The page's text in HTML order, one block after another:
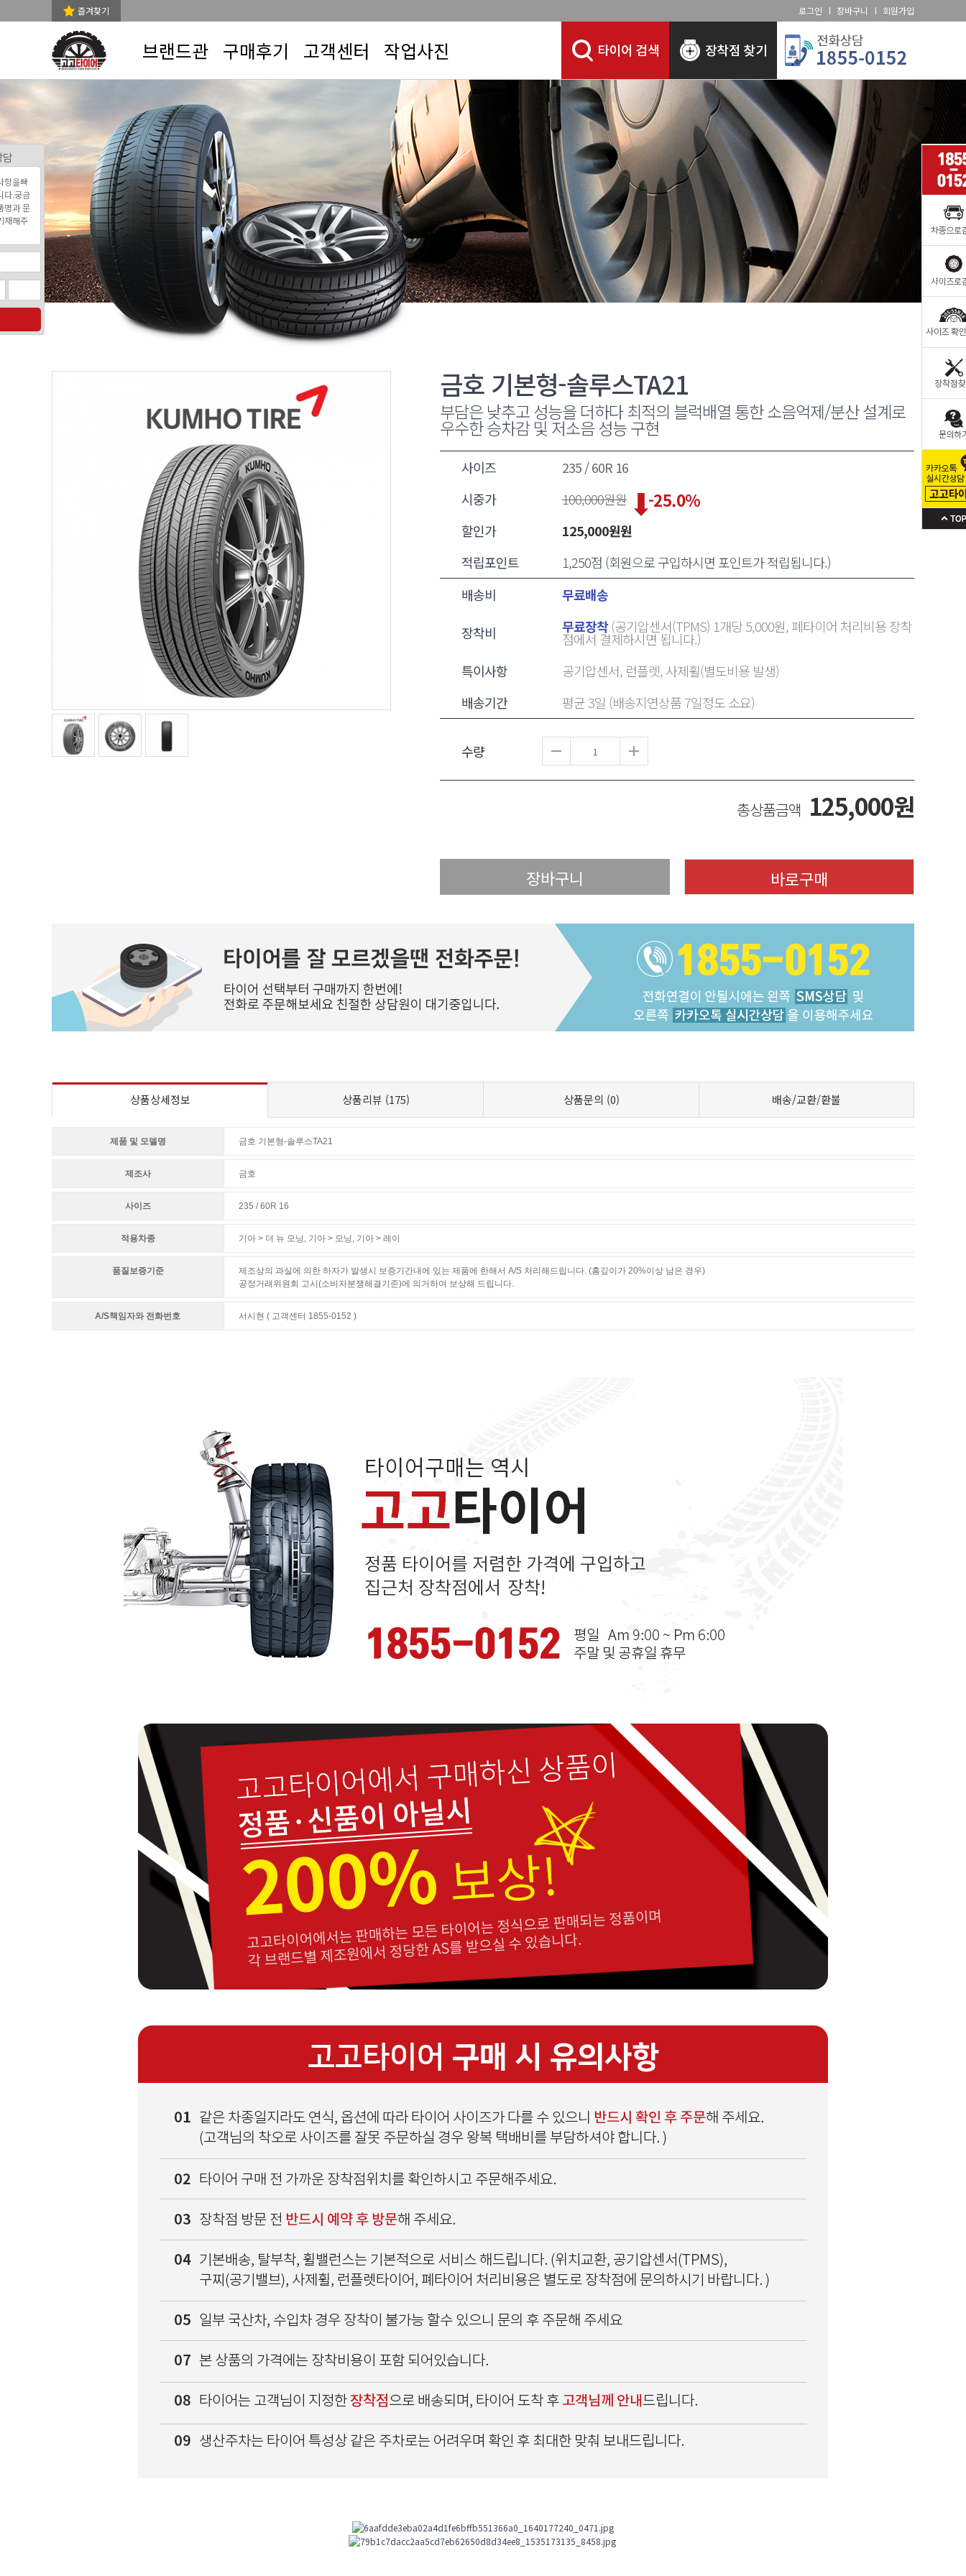
즐겨찾기 로그인 장바구니 회원가입
브랜드관 구매후기 고객센터 작업사진
금호 기본형-솔루스TA21
부담은 낮추고 성능을 더하다 최적의 블럭배열 통한 소음억제/분산 설계로
우수한 승차감 및 저소음 성능 구현
사이즈
235 / 60R 16
시중가
100,000원원
할인가
125,000원원
-25.0%
적립포인트
1,250점 (회원으로 구입하시면 포인트가 적립됩니다.)
배송비
무료배송
장착비 무료장착(공기압센서(TPMS) 1개당 5,000원, 폐타이어 처리비용 장착
점에서 결제하시면 됩니다.)
특이사항
공기압센서, 런플렛, 사제휠(별도비용 발생)
배송기간
평균 3일 (배송지연상품 7일정도 소요)
수량
총상품금액 125,000원
상품상세정보 상품리뷰 (175) 상품문의 (0) 배송/교환/환불
제품 및 모델명 금호 기본형-솔루스TA21
제조사 금호
사이즈 235 / 60R 16
적용차종 기아 > 더 뉴 모닝, 기아 > 모닝, 기아 > 레이
품질보증기준
제조상의 과실에 의한 하자가 발생시 보증기간내에 있는 제품에 한해서 A/S 처리해드립니다. (홈깊이가 20%이상 남은 경우)
공정거래위원회 고시(소비자분쟁해결기준)에 의거하여 보상해 드립니다.
A/S책임자와 전화번호 서시현 ( 고객센터 1855-0152 )